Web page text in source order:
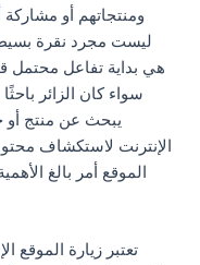
ومنتجاتهم أو مشاركة
هي بداية تفاعل محتمل
سواء كان الزائر
يبحث عن منتج
الإنترنت لاستكشاف
الموقع أمر بالغ
تعتبر زيارة الموقع